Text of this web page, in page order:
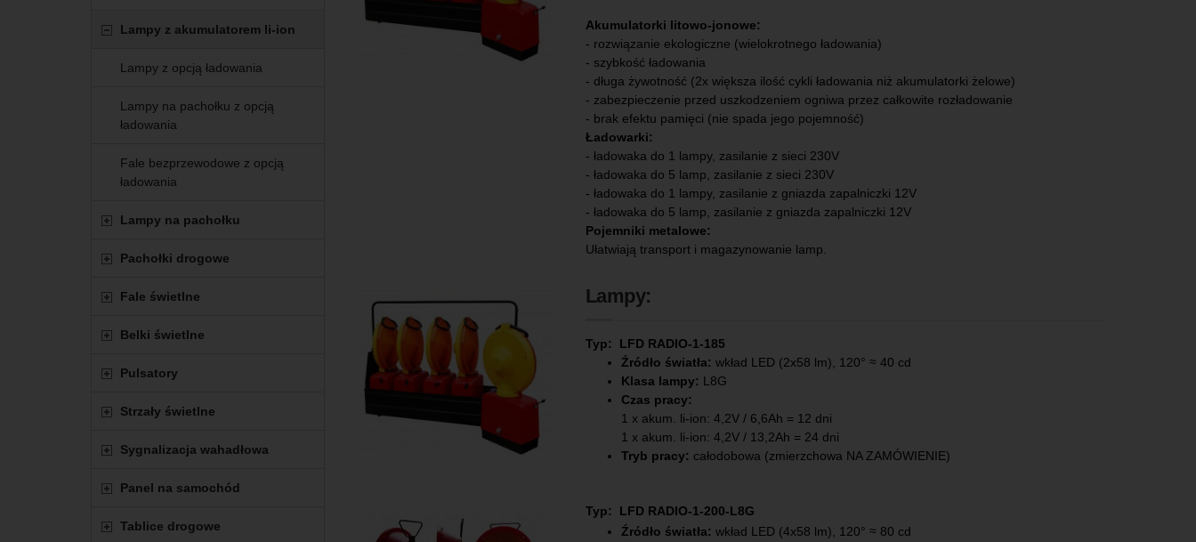
Akumulatorki litowo-jonowe:
- rozwiązanie ekologiczne (wielokrotnego ładowania)
- szybkość ładowania
- długa żywotność (2x większa ilość cykli ładowania niż akumulatorki żelowe)
- zabezpieczenie przed uszkodzeniem ogniwa przez całkowite rozładowanie
- brak efektu pamięci (nie spada jego pojemność)
Ładowarki:
- ładowaka do 1 lampy, zasilanie z sieci 230V
- ładowaka do 5 lamp, zasilanie z sieci 230V
- ładowaka do 1 lampy, zasilanie z gniazda zapalniczki 12V
- ładowaka do 5 lamp, zasilanie z gniazda zapalniczki 12V
Pojemniki metalowe:
Ułatwiają transport i magazynowanie lamp.
Lampy:
Typ: LFD RADIO-1-185
Źródło światła: wkład LED (2x58 lm), 120° ≈ 40 cd
Klasa lampy: L8G
Czas pracy:
1 x akum. li-ion: 4,2V / 6,6Ah = 12 dni
1 x akum. li-ion: 4,2V / 13,2Ah = 24 dni
Tryb pracy: całodobowa (zmierzchowa NA ZAMÓWIENIE)
Typ: LFD RADIO-1-200-L8G
Źródło światła: wkład LED (4x58 lm), 120° ≈ 80 cd
Lampy z akumulatorem li-ion
Lampy z opcją ładowania
Lampy na pachołku z opcją
ładowania
Fale bezprzewodowe z opcją
ładowania
Lampy na pachołku
Pachołki drogowe
Fale świetlne
Belki świetlne
Pulsatory
Strzały świetlne
Sygnalizacja wahadłowa
Panel na samochód
Tablice drogowe